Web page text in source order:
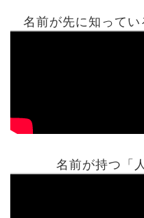
名前が先に知ってい
名前が持つ「